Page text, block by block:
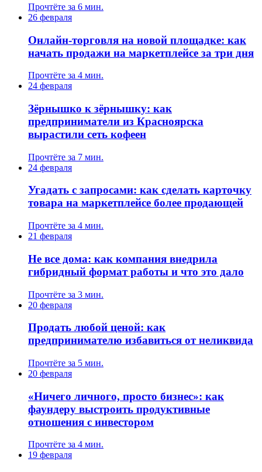
Прочтёте за 6 мин.
26 февраля
Онлайн-торговля на новой площадке: как
начать продажи на маркетплейсе за три дня
Прочтёте за 4 мин.
24 февраля
Зёрнышко к зёрнышку: как
предприниматели из Красноярска
вырастили сеть кофеен
Прочтёте за 7 мин.
24 февраля
Угадать с запросами: как сделать карточку
товара на маркетплейсе более продающей
Прочтёте за 4 мин.
21 февраля
Не все дома: как компания внедрила
гибридный формат работы и что это дало
Прочтёте за 3 мин.
20 февраля
Продать любой ценой: как
предпринимателю избавиться от неликвида
Прочтёте за 5 мин.
20 февраля
«Ничего личного, просто бизнес»: как
фаундеру выстроить продуктивные
отношения с инвестором
Прочтёте за 4 мин.
19 февраля